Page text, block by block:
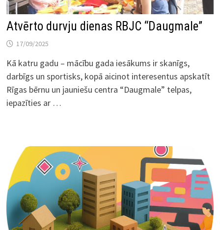
Atvērto durvju dienas RBJC “Daugmale”
17/09/2025
Kā katru gadu – mācību gada iesākums ir skanīgs,
darbīgs un sportisks, kopā aicinot interesentus apskatīt
Rīgas bērnu un jauniešu centra “Daugmale” telpas,
iepazīties ar …